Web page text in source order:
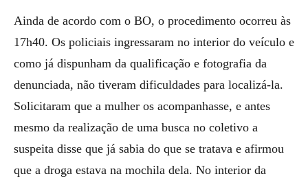
Ainda de acordo com o BO, o procedimento ocorreu às
17h40. Os policiais ingressaram no interior do veículo e
como já dispunham da qualificação e fotografia da
denunciada, não tiveram dificuldades para localizá-la.
Solicitaram que a mulher os acompanhasse, e antes
mesmo da realização de uma busca no coletivo a
suspeita disse que já sabia do que se tratava e afirmou
que a droga estava na mochila dela. No interior da